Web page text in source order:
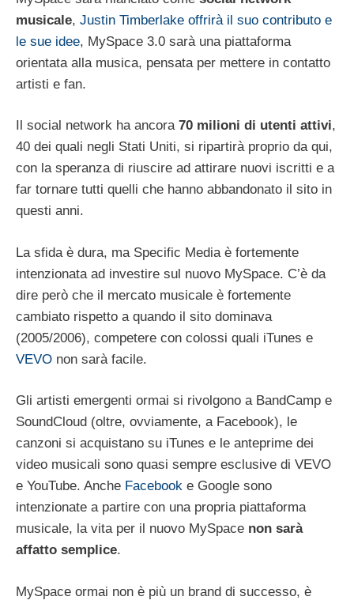
musicale, Justin Timberlake offrirà il suo contributo e
le sue idee, MySpace 3.0 sarà una piattaforma
orientata alla musica, pensata per mettere in contatto
artisti e fan.
Il social network ha ancora 70 milioni di utenti attivi,
40 dei quali negli Stati Uniti, si ripartirà proprio da qui,
con la speranza di riuscire ad attirare nuovi iscritti e a
far tornare tutti quelli che hanno abbandonato il sito in
questi anni.
La sfida è dura, ma Specific Media è fortemente
intenzionata ad investire sul nuovo MySpace. C’è da
dire però che il mercato musicale è fortemente
cambiato rispetto a quando il sito dominava
(2005/2006), competere con colossi quali iTunes e
VEVO non sarà facile.
Gli artisti emergenti ormai si rivolgono a BandCamp e
SoundCloud (oltre, ovviamente, a Facebook), le
canzoni si acquistano su iTunes e le anteprime dei
video musicali sono quasi sempre esclusive di VEVO
e YouTube. Anche Facebook e Google sono
intenzionate a partire con una propria piattaforma
musicale, la vita per il nuovo MySpace non sarà
affatto semplice.
MySpace ormai non è più un brand di successo, è